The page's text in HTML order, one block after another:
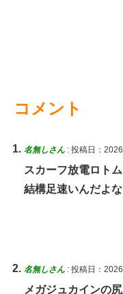
コメント
名無しさん : 投稿日：
スカーフ放電ロト
結構足速いんだよな
名無しさん : 投稿日：
メガジュカインの